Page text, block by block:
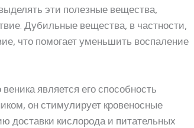
эти полезные вещества,
Дубильные вещества, в частности,
что помогает уменьшить воспаление
является его способность
он стимулирует кровеносные
доставки кислорода и питательных